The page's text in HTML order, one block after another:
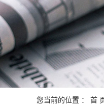
您当前的位置 ： 首